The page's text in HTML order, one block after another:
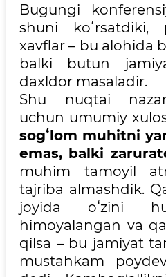
Bugungi
shuni koʻrsatdiki,
xavflar – bu alohida
balki butun
daxldor masaladir.
Shu nuqtai
uchun umumiy
sogʻlom muhitni
emas, balki
muhim tamoyil
tajriba almashdik.
joyida oʻzini
himoyalangan va
qilsa – bu jamiyat
mustahkam